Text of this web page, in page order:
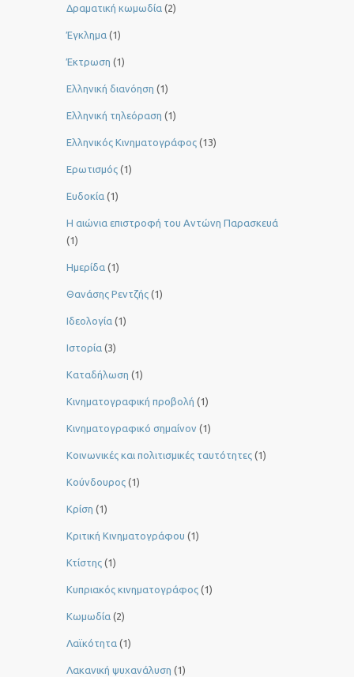
Δραματική κωμωδία (2)
Έγκλημα (1)
Έκτρωση (1)
Ελληνική διανόηση (1)
Ελληνική τηλεόραση (1)
Ελληνικός Κινηματογράφος (13)
Ερωτισμός (1)
Ευδοκία (1)
Η αιώνια επιστροφή του Αντώνη Παρασκευά
(1)
Ημερίδα (1)
Θανάσης Ρεντζής (1)
Ιδεολογία (1)
Ιστορία (3)
Καταδήλωση (1)
Κινηματογραφική προβολή (1)
Κινηματογραφικό σημαίνον (1)
Κοινωνικές και πολιτισμικές ταυτότητες (1)
Κούνδουρος (1)
Κρίση (1)
Κριτική Κινηματογράφου (1)
Κτίστης (1)
Κυπριακός κινηματογράφος (1)
Κωμωδία (2)
Λαϊκότητα (1)
Λακανική ψυχανάλυση (1)